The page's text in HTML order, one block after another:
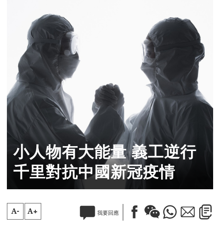
小人物有大能量 義工逆行
千里對抗中國新冠疫情
A- A+ 我要回應